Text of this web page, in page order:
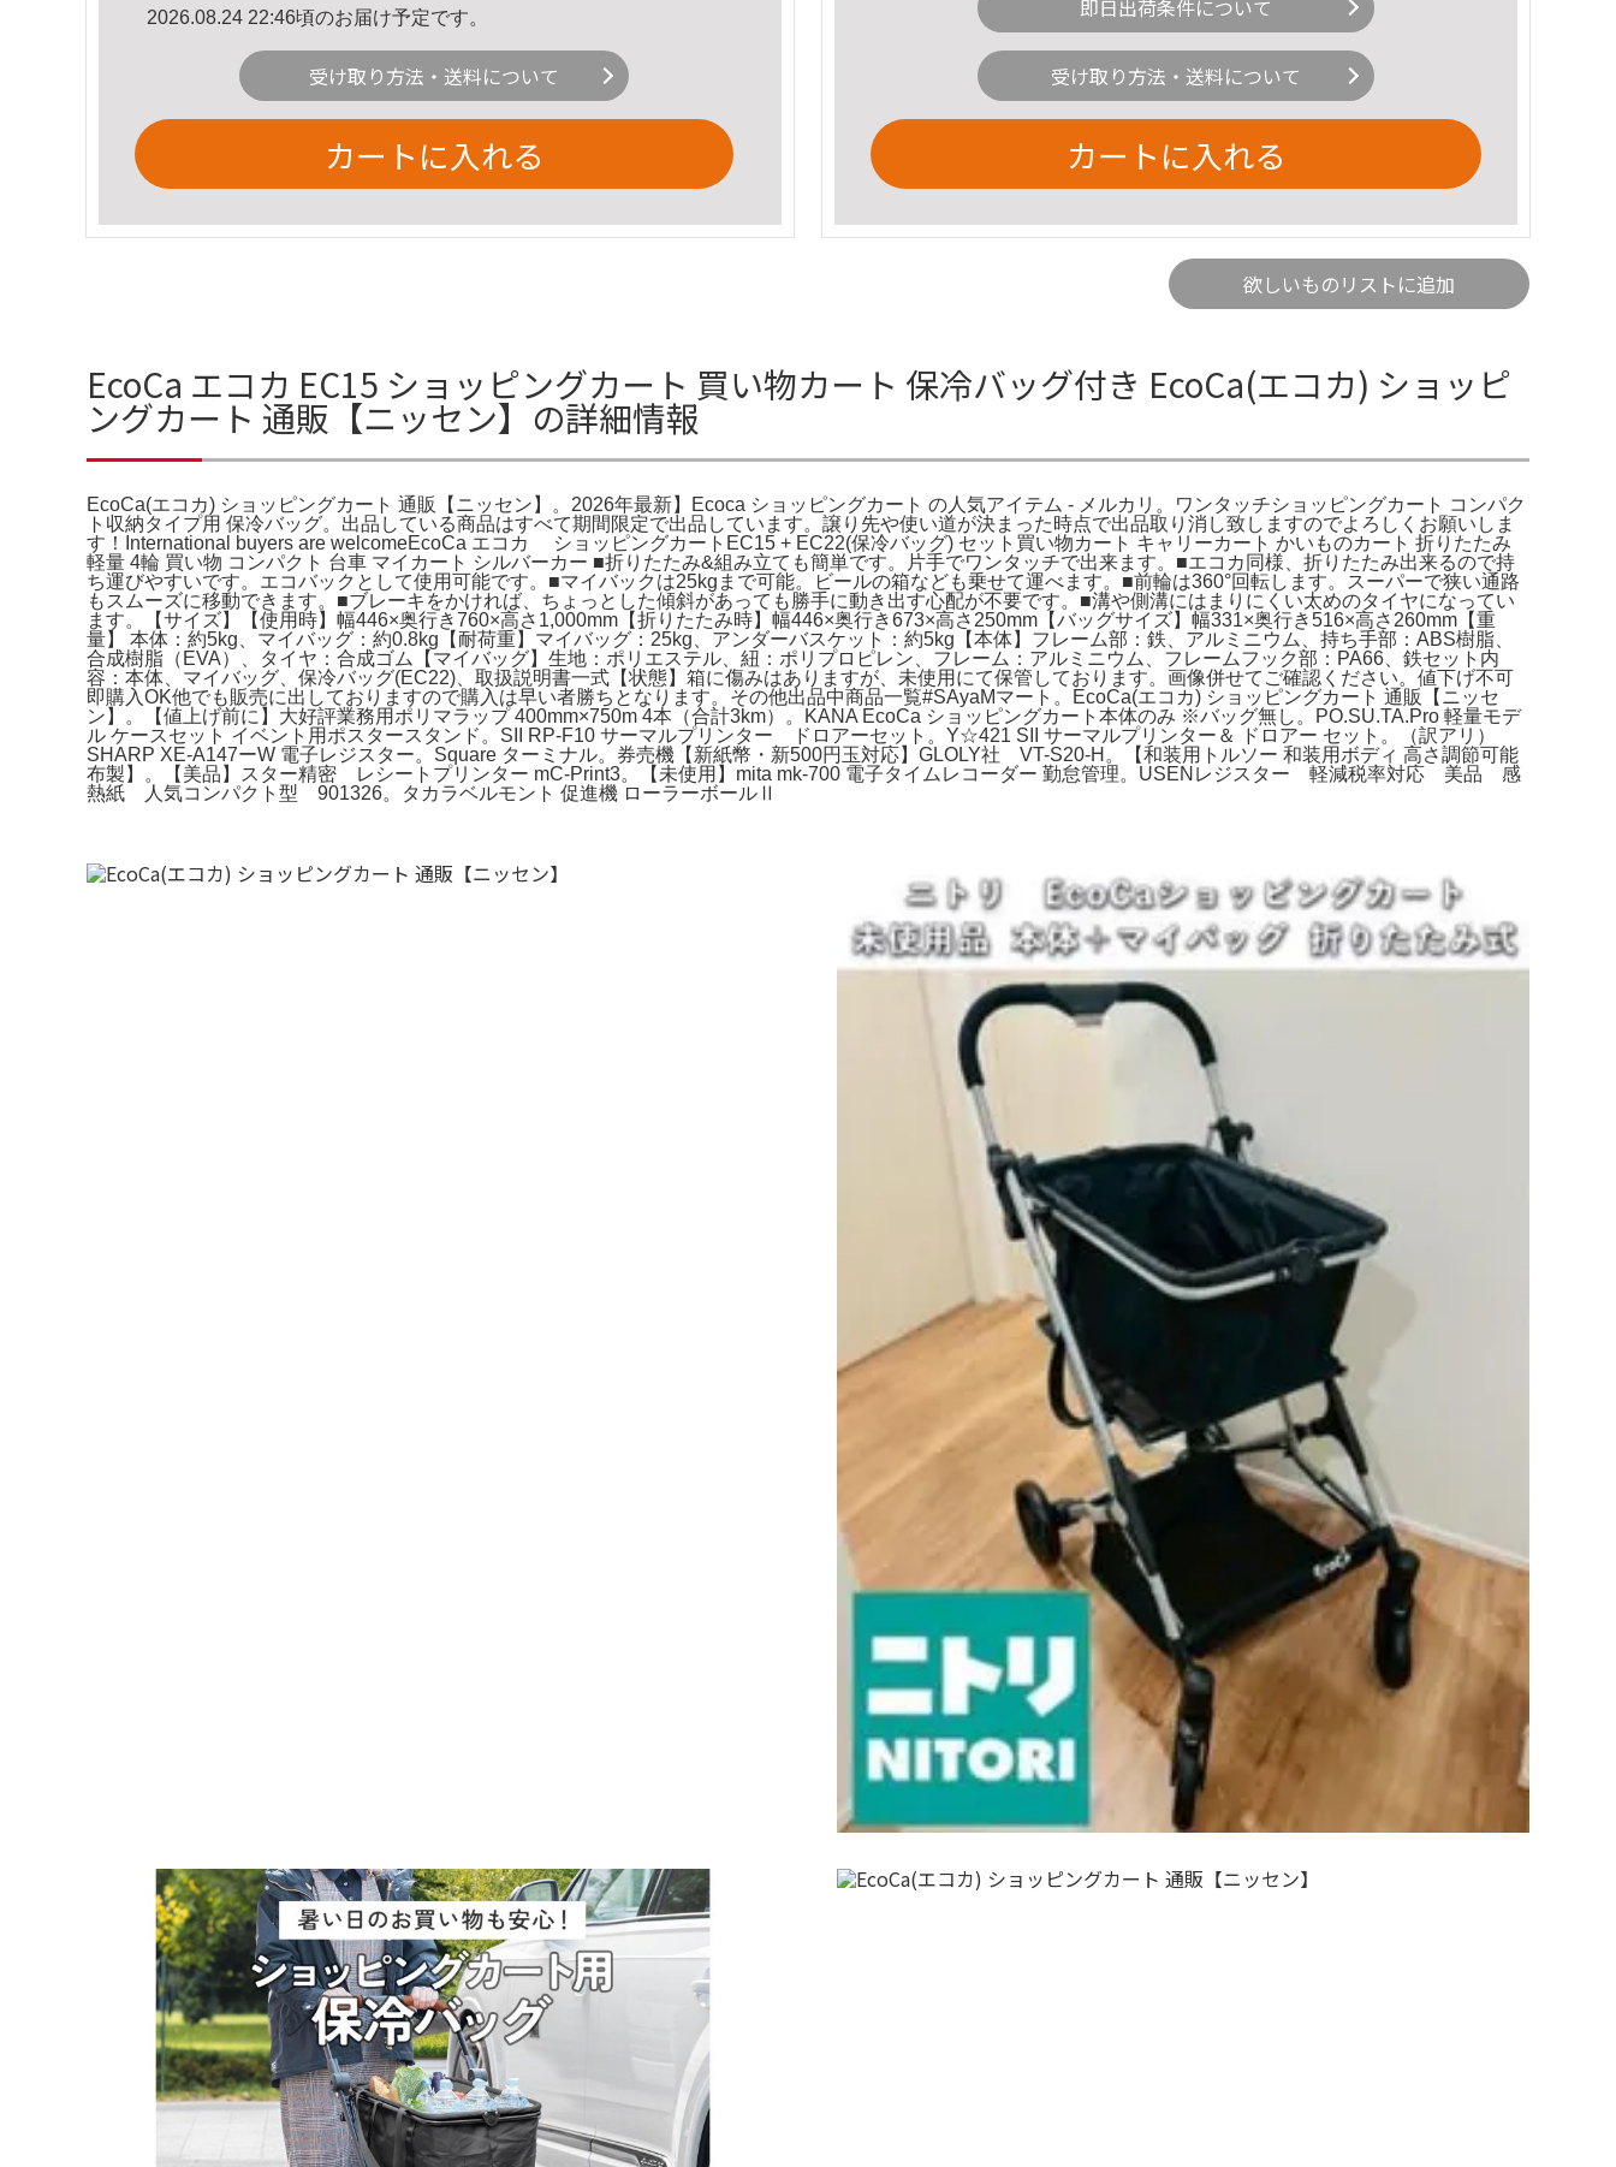
2026.08.24 22:46頃のお届け予定です。
受け取り方法・送料について
カートに入れる
即日出荷条件について
受け取り方法・送料について
カートに入れる
欲しいものリストに追加
EcoCa エコカ EC15 ショッピングカート 買い物カート 保冷バッグ付き EcoCa(エコカ) ショッピ
ングカート 通販【ニッセン】の詳細情報
EcoCa(エコカ) ショッピングカート 通販【ニッセン】。2026年最新】Ecoca ショッピングカート の人気アイテム - メルカリ。ワンタッチショッピングカート コンパク
ト収納タイプ用 保冷バッグ。出品している商品はすべて期間限定で出品しています。譲り先や使い道が決まった時点で出品取り消し致しますのでよろしくお願いしま
す！International buyers are welcomeEcoCa エコカ ショッピングカートEC15 + EC22(保冷バッグ) セット買い物カート キャリーカート かいものカート 折りたたみ
軽量 4輪 買い物 コンパクト 台車 マイカート シルバーカー ■折りたたみ&組み立ても簡単です。片手でワンタッチで出来ます。■エコカ同様、折りたたみ出来るので持
ち運びやすいです。エコバックとして使用可能です。■マイバックは25kgまで可能。ビールの箱なども乗せて運べます。■前輪は360°回転します。スーパーで狭い通路
もスムーズに移動できます。■ブレーキをかければ、ちょっとした傾斜があっても勝手に動き出す心配が不要です。■溝や側溝にはまりにくい太めのタイヤになってい
ます。【サイズ】【使用時】幅446×奥行き760×高さ1,000mm【折りたたみ時】幅446×奥行き673×高さ250mm【バッグサイズ】幅331×奥行き516×高さ260mm【重
量】 本体：約5kg、マイバッグ：約0.8kg【耐荷重】マイバッグ：25kg、アンダーバスケット：約5kg【本体】フレーム部：鉄、アルミニウム、持ち手部：ABS樹脂、
合成樹脂（EVA）、タイヤ：合成ゴム【マイバッグ】生地：ポリエステル、紐：ポリプロピレン、フレーム：アルミニウム、フレームフック部：PA66、鉄セット内
容：本体、マイバッグ、保冷バッグ(EC22)、取扱説明書一式【状態】箱に傷みはありますが、未使用にて保管しております。画像併せてご確認ください。値下げ不可
即購入OK他でも販売に出しておりますので購入は早い者勝ちとなります。その他出品中商品一覧#SAyaMマート。EcoCa(エコカ) ショッピングカート 通販【ニッセ
ン】。【値上げ前に】大好評業務用ポリマラップ 400mm×750m 4本（合計3km）。KANA EcoCa ショッピングカート本体のみ ※バッグ無し。PO.SU.TA.Pro 軽量モデ
ル ケースセット イベント用ポスタースタンド。SII RP-F10 サーマルプリンター ドロアーセット。Y☆421 SII サーマルプリンター＆ ドロアー セット。（訳アリ）
SHARP XE-A147ーW 電子レジスター。Square ターミナル。券売機【新紙幣・新500円玉対応】GLOLY社 VT-S20-H。【和装用トルソー 和装用ボディ 高さ調節可能
布製】。【美品】スター精密 レシートプリンター mC-Print3。【未使用】mita mk-700 電子タイムレコーダー 勤怠管理。USENレジスター 軽減税率対応 美品 感
熱紙 人気コンパクト型 901326。タカラベルモント 促進機 ローラーボールⅡ